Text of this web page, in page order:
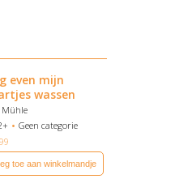
even mijn
wassen
Mühle
Geen categorie
toe aan winkelmandje